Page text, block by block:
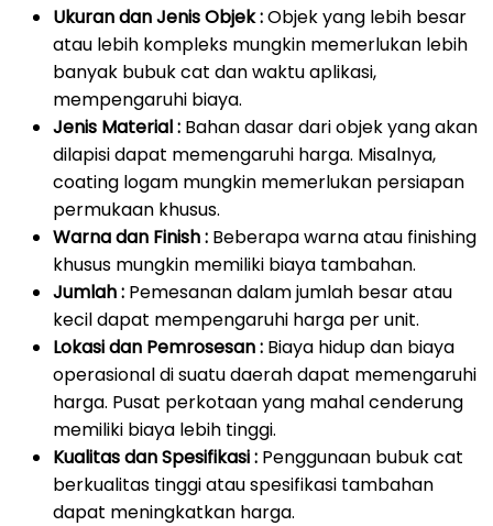
Ukuran dan Jenis Objek :Objek yang lebih besar
atau lebih kompleks mungkin memerlukan lebih
banyak bubuk cat dan waktu aplikasi,
mempengaruhi biaya.
Jenis Material : Bahan dasar dari objek yang akan
dilapisi dapat memengaruhi harga. Misalnya,
coating logam mungkin memerlukan persiapan
permukaan khusus.
Warna dan Finish : Beberapa warna atau finishing
khusus mungkin memiliki biaya tambahan.
Jumlah : Pemesanan dalam jumlah besar atau
kecil dapat mempengaruhi harga per unit.
Lokasi dan Pemrosesan : Biaya hidup dan biaya
operasional di suatu daerah dapat memengaruhi
harga. Pusat perkotaan yang mahal cenderung
memiliki biaya lebih tinggi.
Kualitas dan Spesifikasi : Penggunaan bubuk cat
berkualitas tinggi atau spesifikasi tambahan
dapat meningkatkan harga.